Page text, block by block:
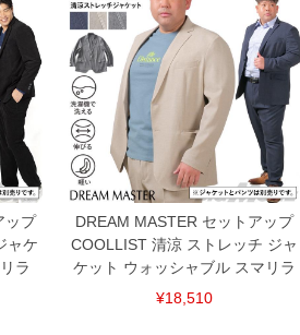
ップ
ャケ
ラ
DREAM MASTER セットアップ
COOLLIST 清涼 ストレッチ ジャ
ケット ウォッシャブル スマリラ
¥18,510